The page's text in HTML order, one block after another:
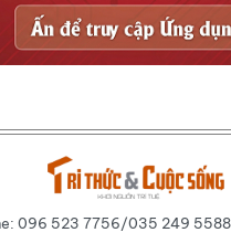
096 523 7756/035 249 5588